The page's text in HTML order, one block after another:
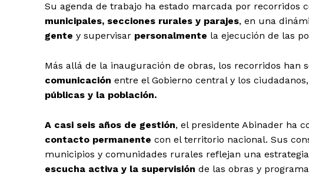
Su agenda de trabajo ha estado marcada por recorridos
municipales, secciones rurales y parajes, en una
gente y supervisar personalmente la ejecución de las
Más allá de la inauguración de obras, los recorridos han
comunicación entre el Gobierno central y los
públicas y la población.
A casi seis años de gestión, el presidente Abinader ha
contacto permanente con el territorio nacional. Sus
municipios y comunidades rurales reflejan una
escucha activa y la supervisión de las obras y